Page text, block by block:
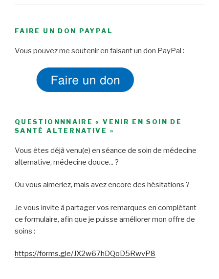
FAIRE UN DON PAYPAL
Vous pouvez me soutenir en faisant un don PayPal :
QUESTIONNNAIRE « VENIR EN SOIN DE
SANTÉ ALTERNATIVE »
Vous êtes déjà venu(e) en séance de soin de médecine
alternative, médecine douce... ?
Ou vous aimeriez, mais avez encore des hésitations ?
Je vous invite à partager vos remarques en complétant
ce formulaire, afin que je puisse améliorer mon offre de
soins :
https://forms.gle/JX2w67hDQoD5RwvP8